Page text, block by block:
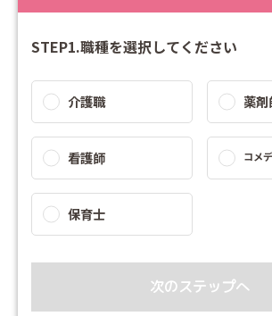
STEP1.職種を選択してください
介護職 薬剤
看護師 コメ
保育士
次のステップへ